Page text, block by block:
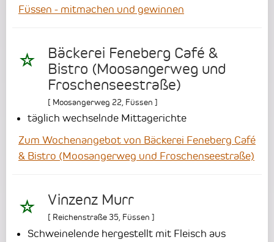
Füssen - mitmachen und gewinnen
Bäckerei Feneberg Café &
Bistro (Moosangerweg und
Froschenseestraße)
[ Moosangerweg 22 Füssen ]
täglich wechselnde Mittagerichte
Zum Wochenangebot von Bäckerei Feneberg Café
& Bistro (Moosangerweg und Froschenseestraße)
Vinzenz Murr
[ Reichenstraße 35 Füssen ]
Schweinelende hergestellt mit Fleisch aus